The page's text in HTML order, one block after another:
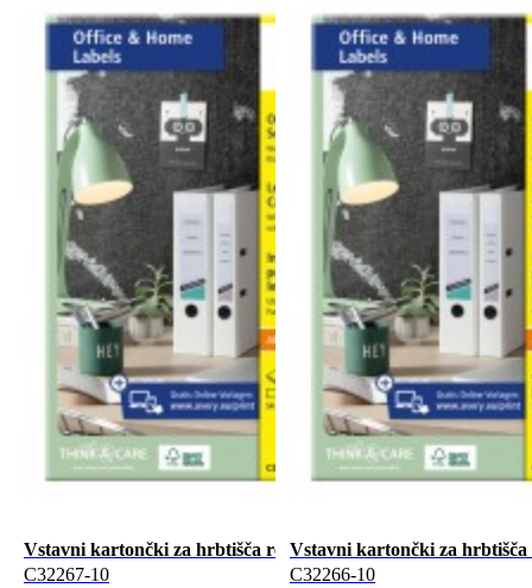
Vstavni kartončki za hrbtišča registratorjev, malo pakiranje
C32267-10
Vstavni kartončki za
C32266-10